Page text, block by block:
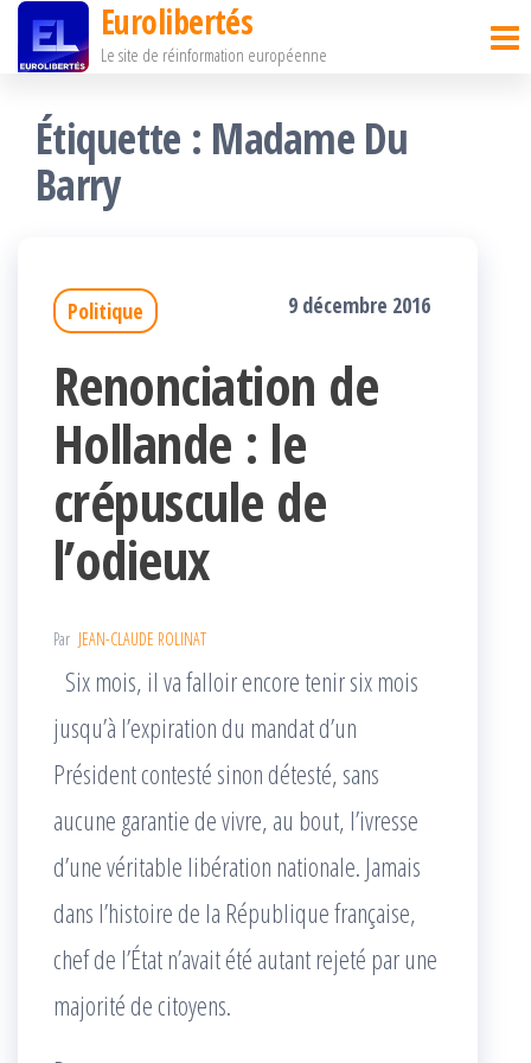
Passer
contenu
Eurolibertés
Le site de réinformation européenne
Étiquette : Madame Du
Barry
Politique 9 décembre 2016
Renonciation de
Hollande : le
crépuscule de
l’odieux
Par JEAN-CLAUDE ROLINAT
Six mois, il va falloir encore tenir six mois
jusqu’à l’expiration du mandat d’un
Président contesté sinon détesté, sans
aucune garantie de vivre, au bout, l’ivresse
d’une véritable libération nationale. Jamais
dans l’histoire de la République française,
chef de l’État n’avait été autant rejeté par une
majorité de citoyens.